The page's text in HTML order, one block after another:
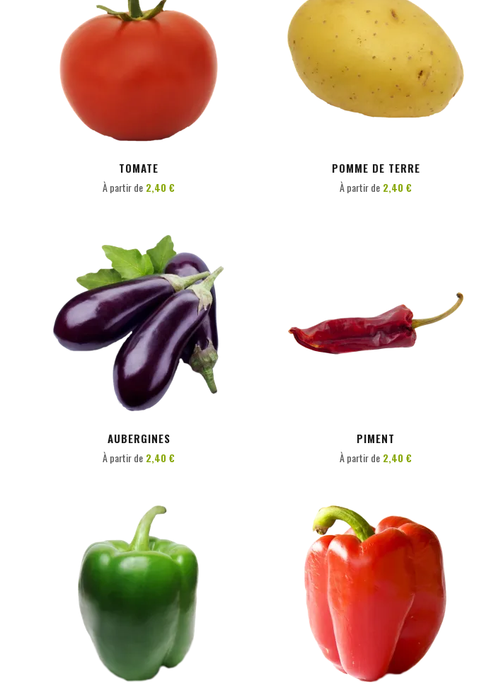
TOMATE
À partir de 2,40 €
POMME DE TERRE
PERSONNALISER
À partir de 2,40 €
AUBERGINES
PERSONNALISER
À partir de 2,40 €
PIMENT
PERSONNALISER
À partir de 2,40 €
PERSONNALISER PERSONNALISER